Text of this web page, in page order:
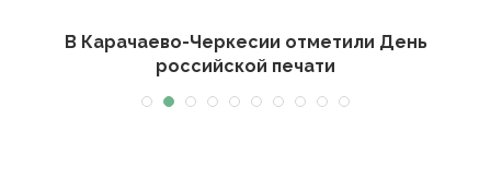
В Карачаево-Черкесии отметили День
российской печати